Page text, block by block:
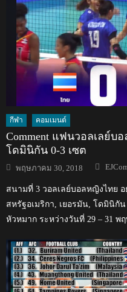
กีฬา คอมเมนต์
Comment แฟนวอลเลย์
โดมินิกัน 0-3 เซต
Posted
on
พฤษภาคม 30, 2018
สนามที่ 3 วอลเลย์บอลหญิงไทย อ
สหรัฐอเมริกา, เยอรมัน, โดมินิกั
หัวหมาก ระหว่างวันที่ 29 – 31 พ